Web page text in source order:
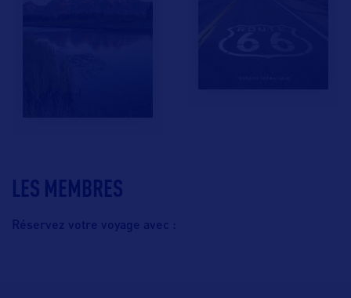
LES MEMBRES
Réservez votre voyage avec :